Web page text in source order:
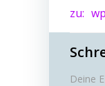
zu:
Deine